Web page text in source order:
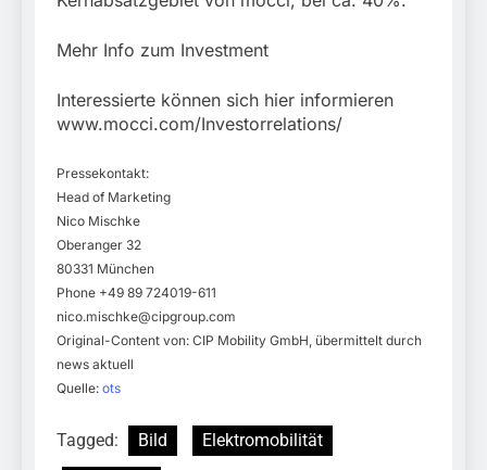
Mehr Info zum Investment
Interessierte können sich hier informieren
www.mocci.com/Investorrelations/
Pressekontakt:
Head of Marketing
Nico Mischke
Oberanger 32
80331 München
Phone +49 89 724019-611
nico.mischke@cipgroup.com
Original-Content von: CIP Mobility GmbH, übermittelt durch
news aktuell
Quelle: ots
Tagged: Bild
Elektromobilität